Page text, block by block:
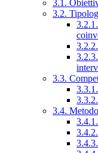
3.1.
3.2.
3.3.
3.4.